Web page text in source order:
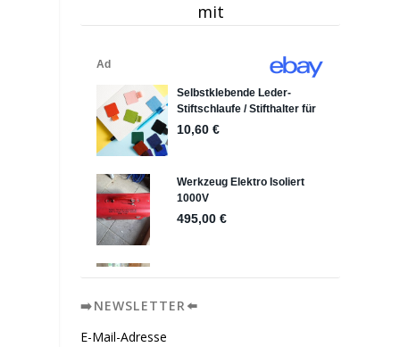
mit
➡️NEWSLETTER⬅️
E-Mail-Adresse